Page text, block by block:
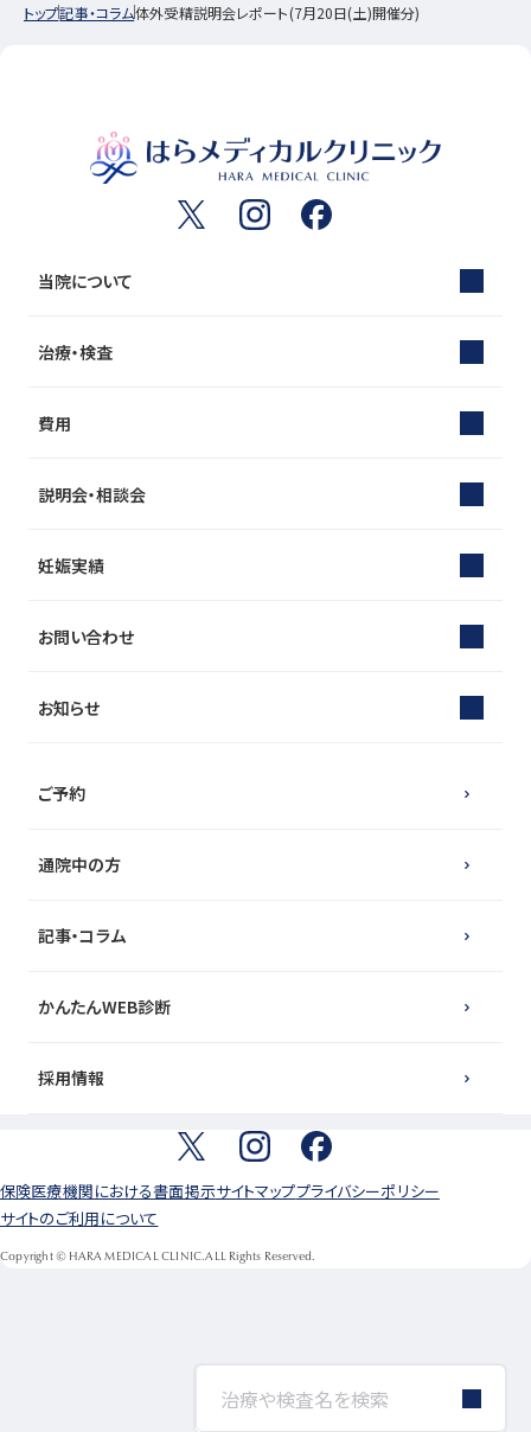
トップ記事・コラム体外受精説明会レポート(7月20日(土)開催分)
当院について
治療・検査
費用
説明会・相談会
妊娠実績
お問い合わせ
お知らせ
通院中の方
ご予約
記事・コラム
かんたんWEB診断
採用情報
保険医療機関における書面掲示サイトマッププライバシーポリシー
サイトのご利用について
Copyright © HARA MEDICAL CLINIC.ALL Rights Reserved.